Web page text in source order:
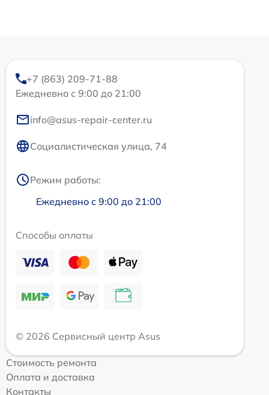
+7 (863) 209-71-88
Ежедневно с 9:00 до 21:00
info@asus-repair-center.ru
Социалистическая улица, 74
Режим работы:
Ежедневно с 9:00 до 21:00
Способы оплаты
© 2026 Сервисный центр Asus
Стоимость ремонта
Оплата и доставка
Контакты